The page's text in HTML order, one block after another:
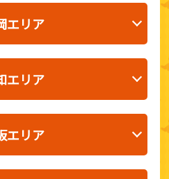
エリア
エリア
エリア